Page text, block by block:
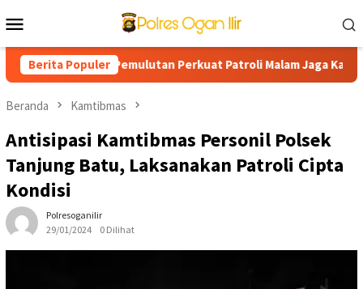
ke
Mobile
Berita Populer
Polsek Pemulutan Perkuat Patroli Malam Jaga Kamtibmas
Beranda Kamtibmas
Antisipasi Kamtibmas Personil Polsek
Tanjung Batu, Laksanakan Patroli Cipta
Kondisi
Polresoganilir
29/01/2024
0 Dilihat